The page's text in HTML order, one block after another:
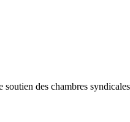
soutien des chambres